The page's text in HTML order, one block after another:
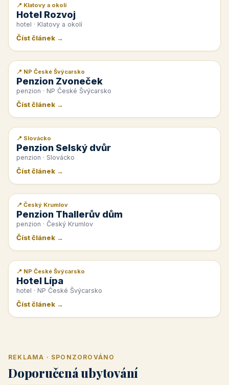
📰 PR článek
📍 Klatovy a okolí
Hotel Rozvoj
hotel · Klatovy a okolí
Číst článek →
📰 PR článek
📍 NP České Švýcarsko
Penzion Zvoneček
penzion · NP České Švýcarsko
Číst článek →
📰 PR článek
📍 Slovácko
Penzion Selský dvůr
penzion · Slovácko
Číst článek →
📰 PR článek
📍 Český Krumlov
Penzion Thallerův dům
penzion · Český Krumlov
Číst článek →
📰 PR článek
📍 NP České Švýcarsko
Hotel Lípa
hotel · NP České Švýcarsko
Číst článek →
REKLAMA · SPONZOROVÁNO
Doporučená ubytování